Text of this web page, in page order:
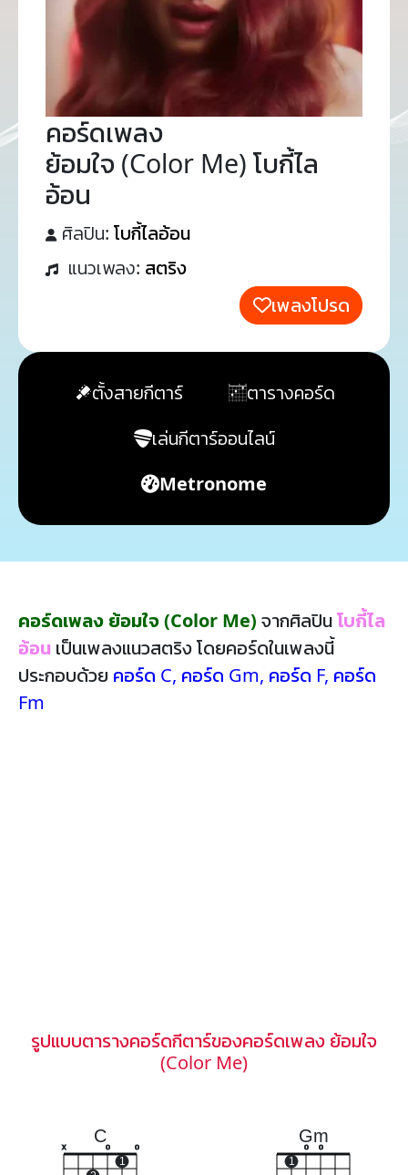
คอร์ดเพลง
ย้อมใจ (Color Me) โบกี้ไล
อ้อน
ศิลปิน: โบกี้ไลอ้อน
แนวเพลง: สตริง
เพลงโปรด
ตั้งสายกีตาร์
ตารางคอร์ด
เล่นกีตาร์ออนไลน์
Metronome
คอร์ดเพลง ย้อมใจ (Color Me) จากศิลปินโบกี้ไล
อ้อน เป็นเพลงแนวสตริง โดยคอร์ดในเพลงนี้
ประกอบด้วย คอร์ด C, คอร์ด Gm, คอร์ด F, คอร์ด
Fm
รูปแบบตารางคอร์ดกีตาร์ของคอร์ดเพลง ย้อมใจ
(Color Me)
C
x o
1
o
Gm
1
o o